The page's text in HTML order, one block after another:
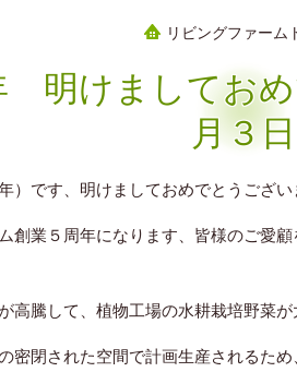
リビングファーム
明けましてお
月３日
）です、明けましておめでとうござい
創業５周年になります、皆様のご愛顧
高騰して、植物工場の水耕栽培野菜が
密閉された空間で計画生産されるた